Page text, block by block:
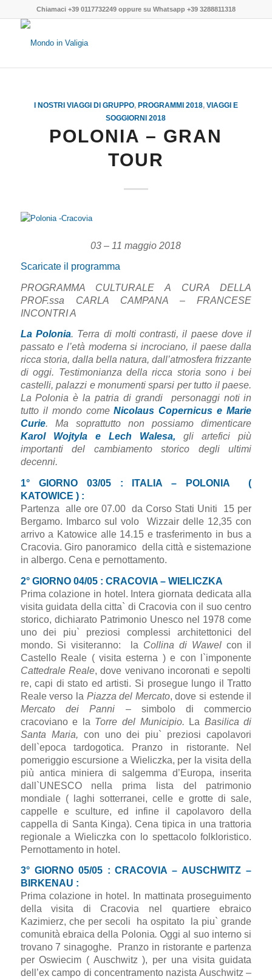
Chiamaci +39 0117732249oppure su Whatsapp +39 3288811318
I NOSTRI VIAGGI DI GRUPPO, PROGRAMMI 2018, VIAGGI E
SOGGIORNI 2018
POLONIA – GRAN
TOUR
03 – 11 maggio 2018
Scaricate il programma
PROGRAMMA CULTURALE A CURA DELLA
PROF.ssa CARLA CAMPANA – FRANCESE
INCONTRI A
La Polonia. Terra di molti contrasti, il paese dove il
passato e l’età moderna si incrociano, il paese dalla
ricca storia, dalla bella natura, dall’atmosfera frizzante
di oggi. Testimonianza della ricca storia sono i bei
castelli, palazzi e monumenti sparsi per tutto il paese.
La Polonia è la patria di grandi personaggi noti in
tutto il mondo comeNicolaus Copernicus e Marie
Curie. Ma soprattutto non possiamo dimenticare
Karol Wojtyla e Lech Walesa, gli artefici più
importanti del cambiamento storico degli ultimi
decenni.
1° GIORNO 03/05 : ITALIA – POLONIA (
KATOWICE ) :
Partenza alle ore 07.00 da Corso Stati Uniti 15 per
Bergamo. Imbarco sul volo Wizzair delle 12,35 con
arrivo a Katowice alle 14.15 e trasferimento in bus a
Cracovia. Giro panoramico della città e sistemazione
in albergo. Cena e pernottamento.
2° GIORNO 04/05 : CRACOVIA – WIELICZKA
Prima colazione in hotel. Intera giornata dedicata alla
visita guidata della citta` di Cracovia con il suo centro
storico, dichiarato Patrimonio Unesco nel 1978 come
uno dei piu` preziosi complessi architettonici del
mondo. Si visiteranno: la Collina di Wawelcon il
Castello Reale ( visita esterna ) e con l`imponente
Cattedrale Reale, dove venivano incoronati e sepolti
re, capi di stato ed artisti. Si prosegue lungo il Tratto
Reale verso la Piazza del Mercato, dove si estende il
Mercato dei Panni – simbolo di commercio
cracoviano e la Torre del Municipio. La Basilica di
Santa Maria, con uno dei piu` preziosi capolavori
dell`epoca tardogotica. Pranzo in ristorante. Nel
pomeriggio escursione a Wieliczka, per la visita della
più antica miniera di salgemma d’Europa, inserita
dall`UNESCO nella prima lista del patrimonio
mondiale ( laghi sotterranei, celle e grotte di sale,
cappelle e sculture, ed infine il capolavoro della
cappella di Santa Kinga). Cena tipica in una trattoria
regionale a Wieliczka con lo spettacolo folkloristico.
Pernottamento in hotel.
3° GIORNO 05/05 : CRACOVIA – AUSCHWITZ –
BIRKENAU :
Prima colazione in hotel. In mattinata proseguimento
della visita di Cracovia nel quartiere ebraico
Kazimierz, che per secoli ha ospitato la piu` grande
comunità ebraica della Polonia.Oggi al suo interno si
trovano 7 sinagoghe. Pranzo in ristorante e partenza
per Oswiecim ( Auschwitz ), per una visita guidata
dell’ex campo di concentramento nazista Auschwitz –